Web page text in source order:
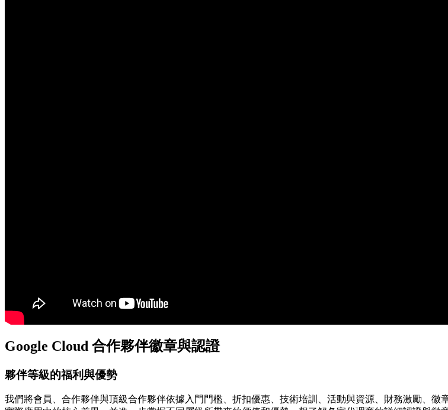
Google Cloud 合作夥伴徽章與認證
夥伴等級的福利與優勢
我們將會員、合作夥伴與頂級合作夥伴依據入門門檻、折扣優惠、技術培訓、活動與資源、財務激勵、